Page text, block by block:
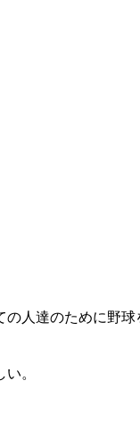
人達のために野
。